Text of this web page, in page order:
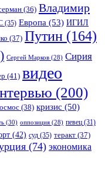
(36) Владимир
(35) Европа (53) ИГИЛ
(37) Путин (164)
Сергей Марков (28) Сирия
(41) видео
(200)
(38) кризис (50)
(30) оппозиция (28) певец (31)
(42) суд (35) теракт (37)
(74) экономика